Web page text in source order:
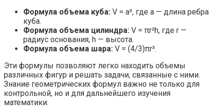
Формула объема куба: V = a³, где a — длина ребра
куба.
Формула объема цилиндра: V = πr²h, где r —
радиус основания, h — высота.
Формула объема шара: V = (4/3)πr³.
Эти формулы позволяют легко находить объемы
различных фигур и решать задачи, связанные с ними.
Знание геометрических формул важно не только для
контрольной, но и для дальнейшего изучения
математики.